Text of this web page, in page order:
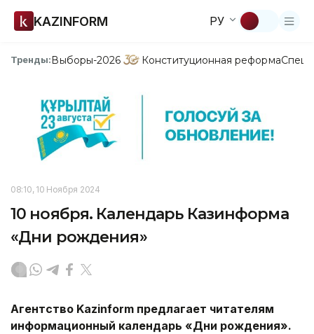
KAZINFORM РУ
Тренды:Выборы-2026 Конституционная реформа
08:10, 10 Ноября 2024
10 ноября. Календарь Казинформа
«Дни рождения»
Агентство Kazinform предлагает читателям
информационный календарь «Дни рождения».